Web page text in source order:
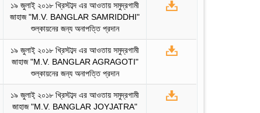
১৯ জুলাই্‌ ২০১৮ খ্রিস্টাব্দ এর আওতায় সমুদ্রগামী
জাহাজ "M.V. BANGLAR SAMRIDDHI"
শুল্কায়নের জন্য অনাপত্তি প্রদান
১৯ জুলাই্‌ ২০১৮ খ্রিস্টাব্দ এর আওতায় সমুদ্রগামী
জাহাজ "M.V. BANGLAR AGRAGOTI"
শুল্কায়নের জন্য অনাপত্তি প্রদান
১৯ জুলাই্‌ ২০১৮ খ্রিস্টাব্দ এর আওতায় সমুদ্রগামী
জাহাজ "M.V. BANGLAR JOYJATRA"